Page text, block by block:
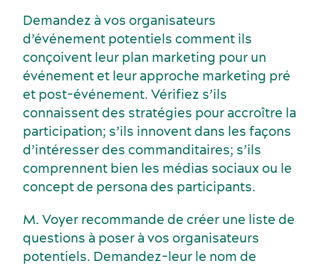
Dernières nouvelles
Demandez à vos organisateurs
d’événement potentiels comment ils
conçoivent leur plan marketing pour un
événement et leur approche marketing pré
et post-événement. Vérifiez s’ils
connaissent des stratégies pour accroître la
participation; s’ils innovent dans les façons
d’intéresser des commanditaires; s’ils
comprennent bien les médias sociaux ou le
concept de persona des participants.
M. Voyer recommande de créer une liste de
questions à poser à vos organisateurs
potentiels. Demandez-leur le nom de